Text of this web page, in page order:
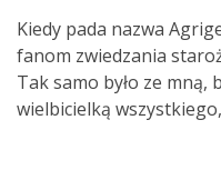
Kiedy pada nazwa
fanom zwiedzania
Tak samo było ze mną,
wielbicielką